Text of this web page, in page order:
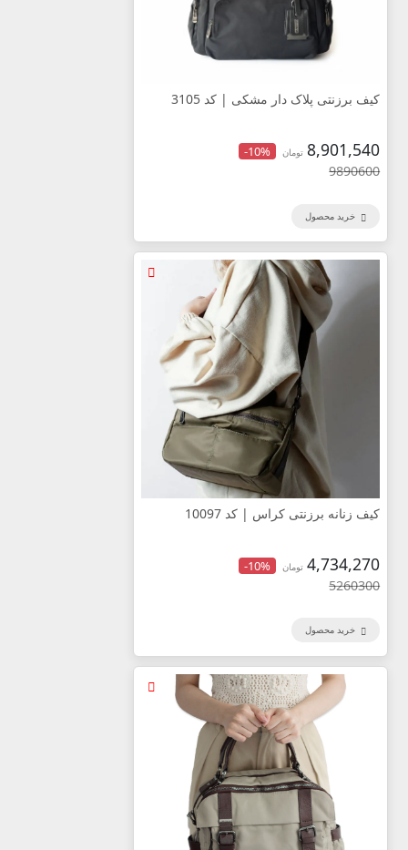
کیف برزنتی پلاک دار مشکی | کد 3105
8,901,540 تومان -10%
9890600
خرید محصول
کیف زنانه برزنتی کراس | کد 10097
4,734,270 تومان -10%
5260300
خرید محصول